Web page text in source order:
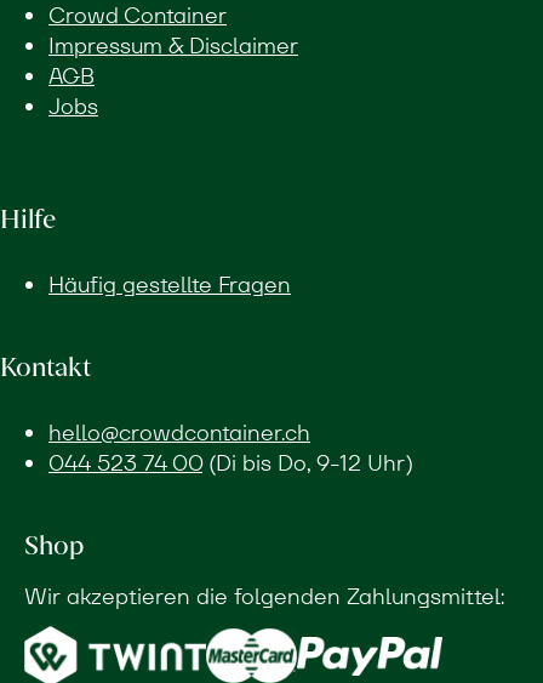
Crowd Container
Impressum & Disclaimer
AGB
Jobs
Hilfe
Häufig gestellte Fragen
Kontakt
hello@crowdcontainer.ch
044 523 74 00(Di bis Do, 9-12 Uhr)
Shop
Wir akzeptieren die folgenden Zahlungsmittel: